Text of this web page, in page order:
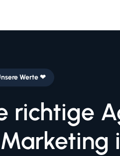
Werte ❤
richtige